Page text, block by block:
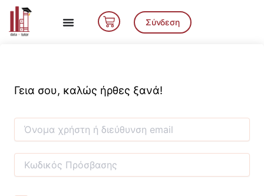
Μετάβαση
περιεχόμενο
Cart Σύνδεση
Γεια σου, καλώς ήρθες ξανά!